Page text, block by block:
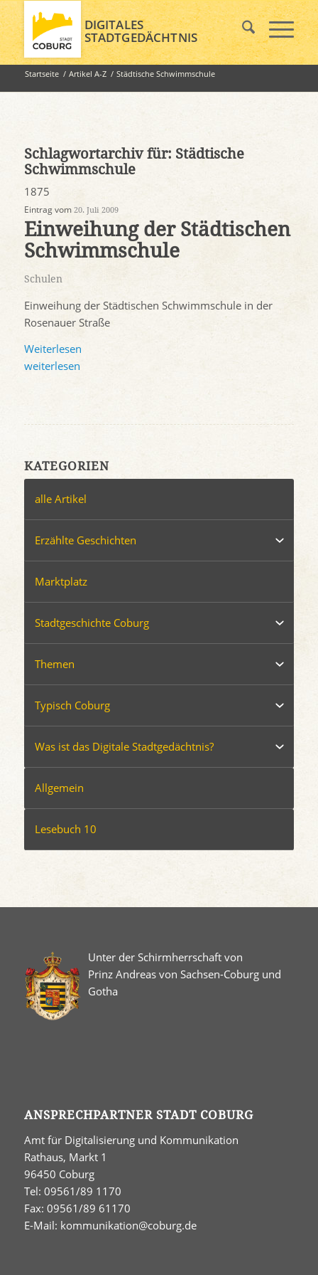
DIGITALES
STADTGEDÄCHTNIS
Startseite / Artikel A-Z / Städtische Schwimmschule
Schlagwortarchiv für: Städtische
Schwimmschule
1875
Eintrag vom 20. Juli 2009
Einweihung der Städtischen
Schwimmschule
Schulen
Einweihung der Städtischen Schwimmschule in der
Rosenauer Straße
Weiterlesen
weiterlesen
KATEGORIEN
alle Artikel
Erzählte Geschichten
Marktplatz
Stadtgeschichte Coburg
Themen
Typisch Coburg
Was ist das Digitale Stadtgedächtnis?
Allgemein
Lesebuch 10
Unter der Schirmherrschaft von
Prinz Andreas von Sachsen-Coburg und
Gotha
ANSPRECHPARTNER STADT COBURG
Amt für Digitalisierung und Kommunikation
Rathaus, Markt 1
96450 Coburg
Tel: 09561/89 1170
Fax: 09561/89 61170
E-Mail: kommunikation@coburg.de